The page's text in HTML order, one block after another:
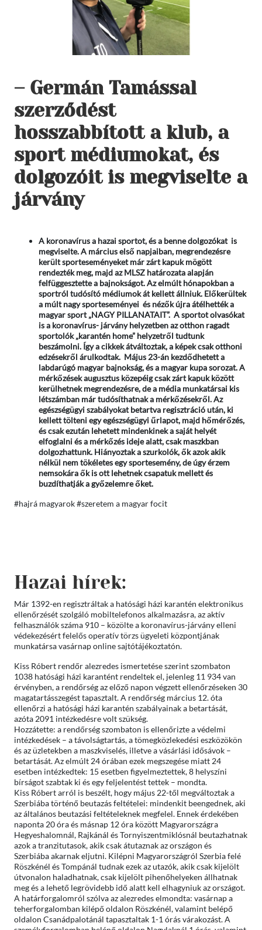
– Germán Tamással
szerződést
hosszabbított a klub, a
sport médiumokat, és
dolgozóit is megviselte a
járvány
A koronavírus a hazai sportot, és a benne dolgozókat is
megviselte. A március első napjaiban, megrendezésre
került sporteseményeket már zárt kapuk mögött
rendezték meg, majd az MLSZ határozata alapján
felfüggesztette a bajnokságot. Az elmúlt hónapokban a
sportról tudósító médiumok át kellett állniuk. Előkerültek
a múlt nagy sporteseményei és nézők újra átélhették a
magyar sport „NAGY PILLANATAIT”. A sportot olvasókat
is a koronavírus- járvány helyzetben az otthon ragadt
sportolók „karantén home” helyzetről tudtunk
beszámolni. Így a cikkek átváltoztak, a képek csak otthoni
edzésekről árulkodtak. Május 23-án kezdődhetett a
labdarúgó magyar bajnokság, és a magyar kupa sorozat. A
mérkőzések augusztus közepéig csak zárt kapuk között
kerülhetnek megrendezésre, de a média munkatársai kis
létszámban már tudósíthatnak a mérkőzésekről. Az
egészségügyi szabályokat betartva regisztráció után, ki
kellett tölteni egy egészségügyi űrlapot, majd hőmérőzés,
és csak ezután lehetett mindenkinek a saját helyét
elfoglalni és a mérkőzés ideje alatt, csak maszkban
dolgozhattunk. Hiányoztak a szurkolók, ők azok akik
nélkül nem tökéletes egy sportesemény, de úgy érzem
nemsokára ők is ott lehetnek csapatuk mellett és
buzdíthatják a győzelemre őket.
#hajrá magyarok #szeretem a magyar focit
Hazai hírek:
Már 1392-en regisztráltak a hatósági házi karantén elektronikus
ellenőrzését szolgáló mobiltelefonos alkalmazásra, az aktív
felhasználók száma 910 – közölte a koronavírus-járvány elleni
védekezésért felelős operatív törzs ügyeleti központjának
munkatársa vasárnap online sajtótájékoztatón.
Kiss Róbert rendőr alezredes ismertetése szerint szombaton
1038 hatósági házi karantént rendeltek el, jelenleg 11 934 van
érvényben, a rendőrség az előző napon végzett ellenőrzéseken 30
magatartásszegést tapasztalt. A rendőrség március 12. óta
ellenőrzi a hatósági házi karantén szabályainak a betartását,
azóta 2091 intézkedésre volt szükség.
Hozzátette: a rendőrség szombaton is ellenőrizte a védelmi
intézkedések – a távolságtartás, a tömegközlekedési eszközökön
és az üzletekben a maszkviselés, illetve a vásárlási idősávok –
betartását. Az elmúlt 24 órában ezek megszegése miatt 24
esetben intézkedtek: 15 esetben figyelmeztettek, 8 helyszíni
bírságot szabtak ki és egy feljelentést tettek – mondta.
Kiss Róbert arról is beszélt, hogy május 22-től megváltoztak a
Szerbiába történő beutazás feltételei: mindenkit beengednek, aki
az általános beutazási feltételeknek megfelel. Ennek érdekében
naponta 20 óra és másnap 12 óra között Magyarországra
Hegyeshalomnál, Rajkánál és Tornyiszentmiklósnál beutazhatnak
azok a tranzitutasok, akik csak átutaznak az országon és
Szerbiába akarnak eljutni. Kilépni Magyarországról Szerbia felé
Röszkénél és Tompánál tudnak ezek az utazók, akik csak kijelölt
útvonalon haladhatnak, csak kijelölt pihenőhelyeken állhatnak
meg és a lehető legrövidebb idő alatt kell elhagyniuk az országot.
A határforgalomról szólva az alezredes elmondta: vasárnap a
teherforgalomban kilépő oldalon Röszkénél, valamint belépő
oldalon Csanádpalotánál tapasztaltak 1-1 órás várakozást. A